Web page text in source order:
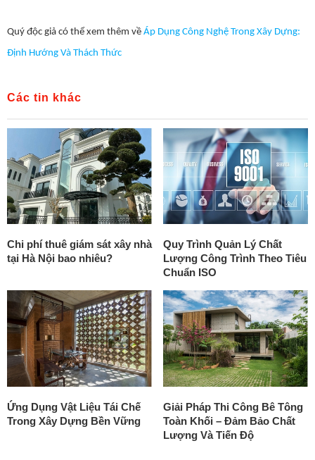
Quý độc giả có thể xem thêm về Áp Dụng Công Nghệ Trong Xây Dựng:
Định Hướng Và Thách Thức
Các tin khác
Chi phí thuê giám sát xây nhà
tại Hà Nội bao nhiêu?
Quy Trình Quản Lý Chất
Lượng Công Trình Theo Tiêu
Chuẩn ISO
Ứng Dụng Vật Liệu Tái Chế
Trong Xây Dựng Bền Vững
Giải Pháp Thi Công Bê Tông
Toàn Khối – Đảm Bảo Chất
Lượng Và Tiến Độ